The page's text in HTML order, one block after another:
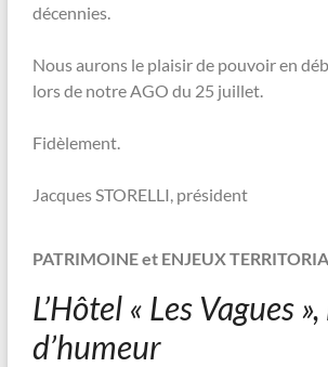
décennies.
Nous aurons le plaisir de pouvoir en
lors de notre AGO du 25 juillet.
Fidèlement.
Jacques STORELLI, président
PATRIMOINE et ENJEUX
L’Hôtel « Les Vagues
d’humeur